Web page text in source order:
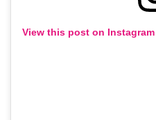
View this post on Instagram